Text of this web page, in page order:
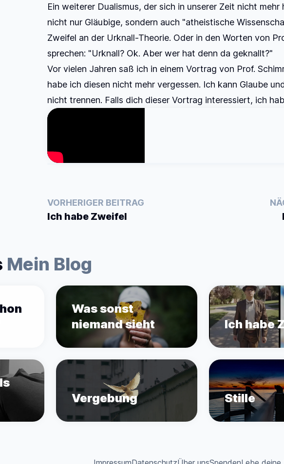
Ein weiterer Dualismus, der sich in unserer Zeit nicht mehr
nicht nur Gläubige, sondern auch "atheistische
Zweifel an der Urknall-Theorie. Oder in den Worten von
sprechen: "Urknall? Ok. Aber wer hat denn da geknallt?"
Vor vielen Jahren saß ich in einem Vortrag von Prof.
habe ich diesen nicht mehr vergessen. Ich kann Glaube
nicht trennen. Falls dich dieser Vortrag interessiert, ich
VORHERIGER BEITRAG
Ich habe Zweifel
Mein Blog
Was sonst
niemand sieht
Ich habe
Vergebung Stille